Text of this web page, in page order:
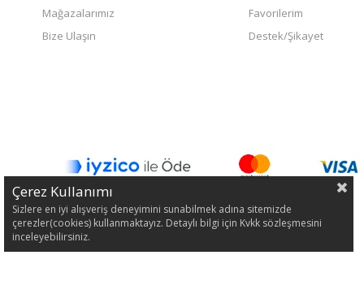
Mağazalarımız
Bize Ulaşın
Favorilerim
Destek/Şikayet
Çerez Kullanımı
Sizlere en iyi alışveriş deneyimini sunabilmek adına sitemizde
çerezler(cookies) kullanmaktayız. Detaylı bilgi için Kvkk sözleşmesini
inceleyebilirsiniz.